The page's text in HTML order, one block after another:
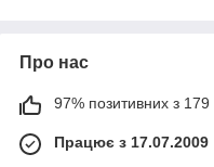
Про нас
97% позитивних з 179
Працює з 17.07.2009